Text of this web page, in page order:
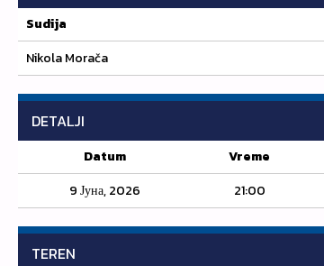
Sudija
Nikola Morača
DETALJI
Datum Vreme
9 Јуна, 2026
21:00
TEREN